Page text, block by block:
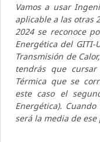
Vamos a usar
aplicable a las otras
2024 se reconoce
Energética del GITI-
Transmisión de
tendrás que
Térmica que se
este caso el
Energética).
será la media de